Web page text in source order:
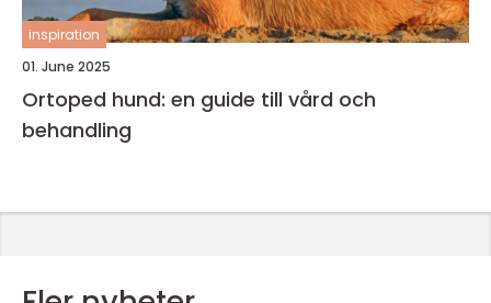
inspiration
01. June 2025
Ortoped hund: en guide till vård och
behandling